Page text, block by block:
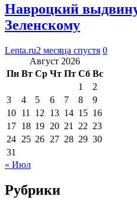
Навроцкий
Зеленскому
Lenta.ru2 месяца спустя 0
Август 2026
Пн Вт Ср Чт Пт Сб Вс
1
2
3
4 5 6 7 8
9
10 11 12 13 14 15 16
17 18 19 20 21 22 23
24 25 26 27 28 29 30
31
« Июл
Рубрики